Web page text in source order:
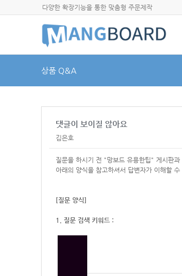
다양한 확장기능을 통한 맞춤형 주문제작
상품 Q&A
댓글이 보이질 않아요
김은호
질문을 하시기 전 "망보드 유용한팁" 게시판
아래의 양식을 참고하셔서 답변자가 이해할
[질문 양식]
1. 질문 검색 키워드 :